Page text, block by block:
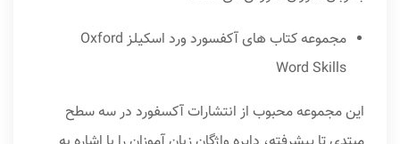
مجموعه کتاب های آکفسورد ورد اسکیلز Oxford
Word Skills
این مجموعه محبوب از انتشارات آکسفورد در سه سطح